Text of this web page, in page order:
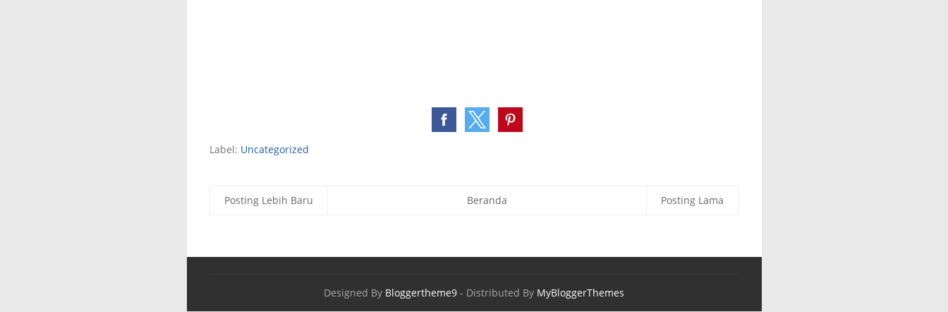
Label: Uncategorized
Posting Lebih Baru Posting Lama
Beranda
Designed By Bloggertheme9 - Distributed By MyBloggerThemes